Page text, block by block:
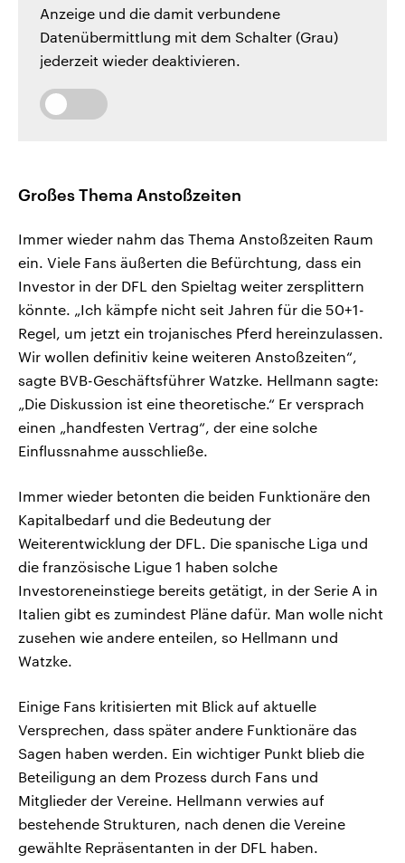
Anzeige und die damit verbundene
Datenübermittlung mit dem Schalter (Grau)
jederzeit wieder deaktivieren.
Großes Thema Anstoßzeiten
Immer wieder nahm das Thema Anstoßzeiten Raum
ein. Viele Fans äußerten die Befürchtung, dass ein
Investor in der DFL den Spieltag weiter zersplittern
könnte. „Ich kämpfe nicht seit Jahren für die 50+1-
Regel, um jetzt ein trojanisches Pferd hereinzulassen.
Wir wollen definitiv keine weiteren Anstoßzeiten“,
sagte BVB-Geschäftsführer Watzke. Hellmann sagte:
„Die Diskussion ist eine theoretische.“ Er versprach
einen „handfesten Vertrag“, der eine solche
Einflussnahme ausschließe.
Immer wieder betonten die beiden Funktionäre den
Kapitalbedarf und die Bedeutung der
Weiterentwicklung der DFL. Die spanische Liga und
die französische Ligue 1 haben solche
Investoreneinstiege bereits getätigt, in der Serie A in
Italien gibt es zumindest Pläne dafür. Man wolle nicht
zusehen wie andere enteilen, so Hellmann und
Watzke.
Einige Fans kritisierten mit Blick auf aktuelle
Versprechen, dass später andere Funktionäre das
Sagen haben werden. Ein wichtiger Punkt blieb die
Beteiligung an dem Prozess durch Fans und
Mitglieder der Vereine. Hellmann verwies auf
bestehende Strukturen, nach denen die Vereine
gewählte Repräsentanten in der DFL haben.